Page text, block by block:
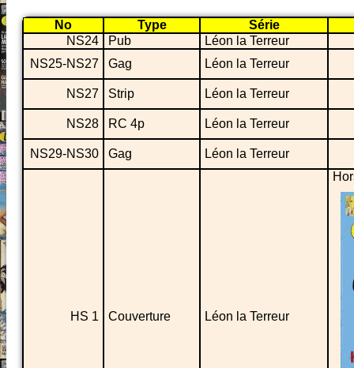
No Type
Série
NS24
Pub
Léon la Terreur
NS25-NS27
Gag Léon la Terreur
NS27 Strip Léon la Terreur
NS28 RC 4p Léon la Terreur
NS29-NS30 Gag Léon la Terreur
HS 1 Couverture Léon la Terreur